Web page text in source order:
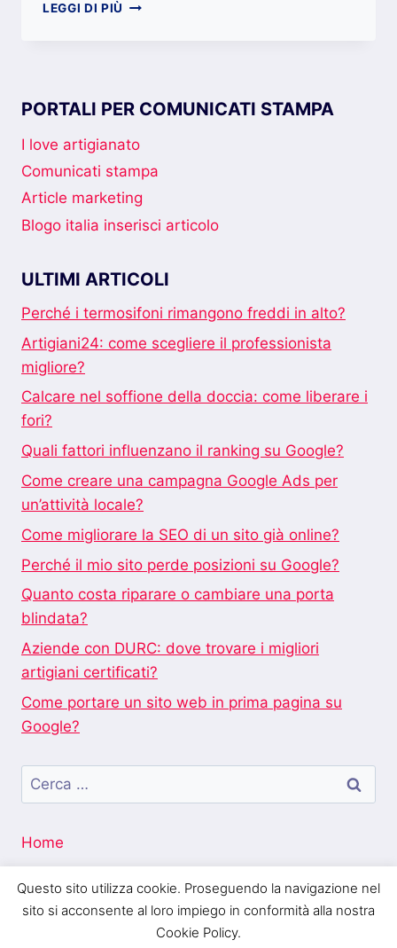
LEGGI DI PIÙ FABBRO
DEI
PORTALI PER COMUNICATI STAMPA
I love artigianato
Comunicati stampa
Article marketing
Blogo italia inserisci articolo
ULTIMI ARTICOLI
Perché i termosifoni rimangono freddi in alto?
Artigiani24: come scegliere il professionista
migliore?
Calcare nel soffione della doccia: come liberare i
fori?
Quali fattori influenzano il ranking su Google?
Come creare una campagna Google Ads per
un’attività locale?
Come migliorare la SEO di un sito già online?
Perché il mio sito perde posizioni su Google?
Quanto costa riparare o cambiare una porta
blindata?
Aziende con DURC: dove trovare i migliori
artigiani certificati?
Come portare un sito web in prima pagina su
Google?
Ricerca
per:
Home
Blogo Italia
Questo sito utilizza cookie. Proseguendo la navigazione nel
sito si acconsente al loro impiego in conformità alla nostra
Cookie Policy.